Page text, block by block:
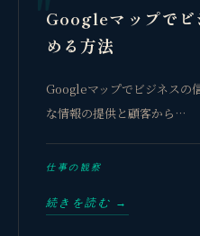
Googleマップでビ
める方法
Googleマップでビジネスの
な情報の提供と顧客から…
仕事の観察
続きを読む →